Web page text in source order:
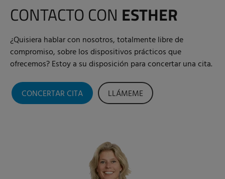
CONTACTO CON ESTHER
¿Quisiera hablar con nosotros, totalmente libre de
compromiso, sobre los dispositivos prácticos que
ofrecemos? Estoy a su disposición para concertar una cita.
CONCERTAR CITA LLÁMEME